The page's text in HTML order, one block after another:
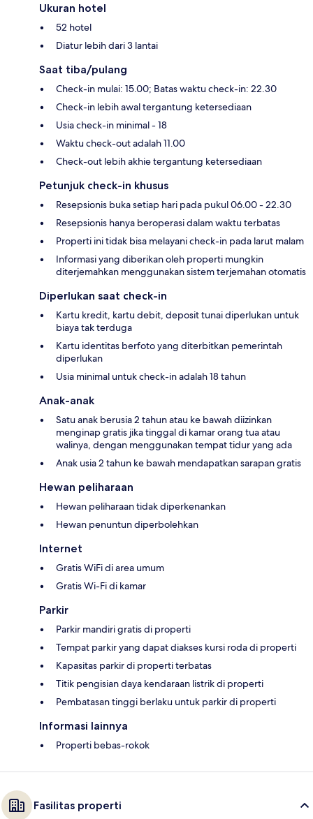
Ukuran hotel
52 hotel
Diatur lebih dari 3 lantai
Saat tiba/pulang
Check-in mulai: 15.00; Batas waktu check-in: 22.30
Check-in lebih awal tergantung ketersediaan
Usia check-in minimal - 18
Waktu check-out adalah 11.00
Check-out lebih akhie tergantung ketersediaan
Petunjuk check-in khusus
Resepsionis buka setiap hari pada pukul 06.00 - 22.30
Resepsionis hanya beroperasi dalam waktu terbatas
Properti ini tidak bisa melayani check-in pada larut malam
Informasi yang diberikan oleh properti mungkin
diterjemahkan menggunakan sistem terjemahan otomatis
Diperlukan saat check-in
Kartu kredit, kartu debit, deposit tunai diperlukan untuk
biaya tak terduga
Kartu identitas berfoto yang diterbitkan pemerintah
diperlukan
Usia minimal untuk check-in adalah 18 tahun
Anak-anak
Satu anak berusia 2 tahun atau ke bawah diizinkan
menginap gratis jika tinggal di kamar orang tua atau
walinya, dengan menggunakan tempat tidur yang ada
Anak usia 2 tahun ke bawah mendapatkan sarapan gratis
Hewan peliharaan
Hewan peliharaan tidak diperkenankan
Hewan penuntun diperbolehkan
Internet
Gratis WiFi di area umum
Gratis Wi-Fi di kamar
Parkir
Parkir mandiri gratis di properti
Tempat parkir yang dapat diakses kursi roda di properti
Kapasitas parkir di properti terbatas
Titik pengisian daya kendaraan listrik di properti
Pembatasan tinggi berlaku untuk parkir di properti
Informasi lainnya
Properti bebas-rokok
Fasilitas properti